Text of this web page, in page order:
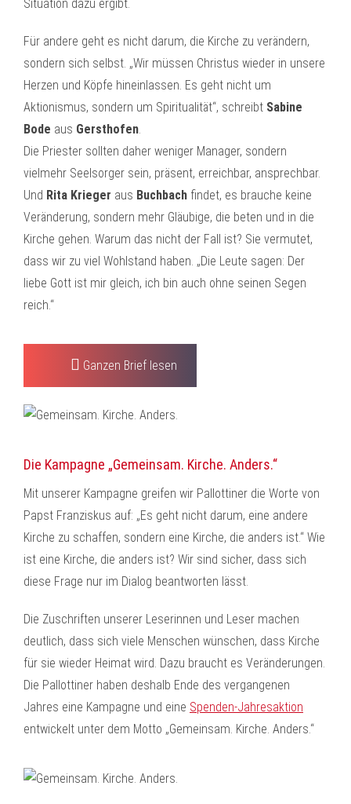
Situation dazu ergibt.
Für andere geht es nicht darum, die Kirche zu verändern,
sondern sich selbst. „Wir müssen Christus wieder in unsere
Herzen und Köpfe hineinlassen. Es geht nicht um
Aktionismus, sondern um Spiritualität“, schreibt Sabine
Bode aus Gersthofen.
Die Priester sollten daher weniger Manager, sondern
vielmehr Seelsorger sein, präsent, erreichbar, ansprechbar.
Und Rita Krieger aus Buchbach findet, es brauche keine
Veränderung, sondern mehr Gläubige, die beten und in die
Kirche gehen. Warum das nicht der Fall ist? Sie vermutet,
dass wir zu viel Wohlstand haben. „Die Leute sagen: Der
liebe Gott ist mir gleich, ich bin auch ohne seinen Segen
reich.“
Ganzen Brief lesen
Die Kampagne „Gemeinsam. Kirche. Anders.“
Mit unserer Kampagne greifen wir Pallottiner die Worte von
Papst Franziskus auf: „Es geht nicht darum, eine andere
Kirche zu schaffen, sondern eine Kirche, die anders ist.“ Wie
ist eine Kirche, die anders ist? Wir sind sicher, dass sich
diese Frage nur im Dialog beantworten lässt.
Die Zuschriften unserer Leserinnen und Leser machen
deutlich, dass sich viele Menschen wünschen, dass Kirche
für sie wieder Heimat wird. Dazu braucht es Veränderungen.
Die Pallottiner haben deshalb Ende des vergangenen
Jahres eine Kampagne und eine Spenden-Jahresaktion
entwickelt unter dem Motto „Gemeinsam. Kirche. Anders.“